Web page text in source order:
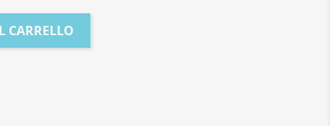
CARRELLO